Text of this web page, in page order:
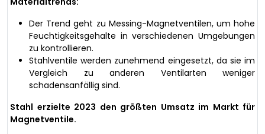
Der Trend geht zu Messing-Magnetventilen, um hohe
Feuchtigkeitsgehalte in verschiedenen Umgebungen
zu kontrollieren.
Stahlventile werden zunehmend eingesetzt, da sie im
Vergleich zu anderen Ventilarten weniger
schadensanfällig sind.
Stahl erzielte 2023 den größten Umsatz im Markt für
Magnetventile.